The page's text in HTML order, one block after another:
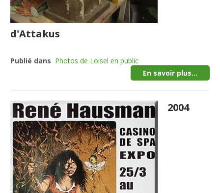
d'Attakus
Publié dans Photos de Loisel en public
En savoir plus...
2004